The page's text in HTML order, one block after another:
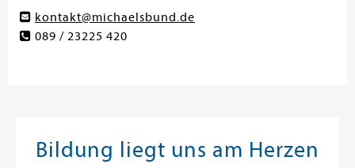
kontakt@michaelsbund.de
089 / 23225 420
Bildung liegt uns am Herzen